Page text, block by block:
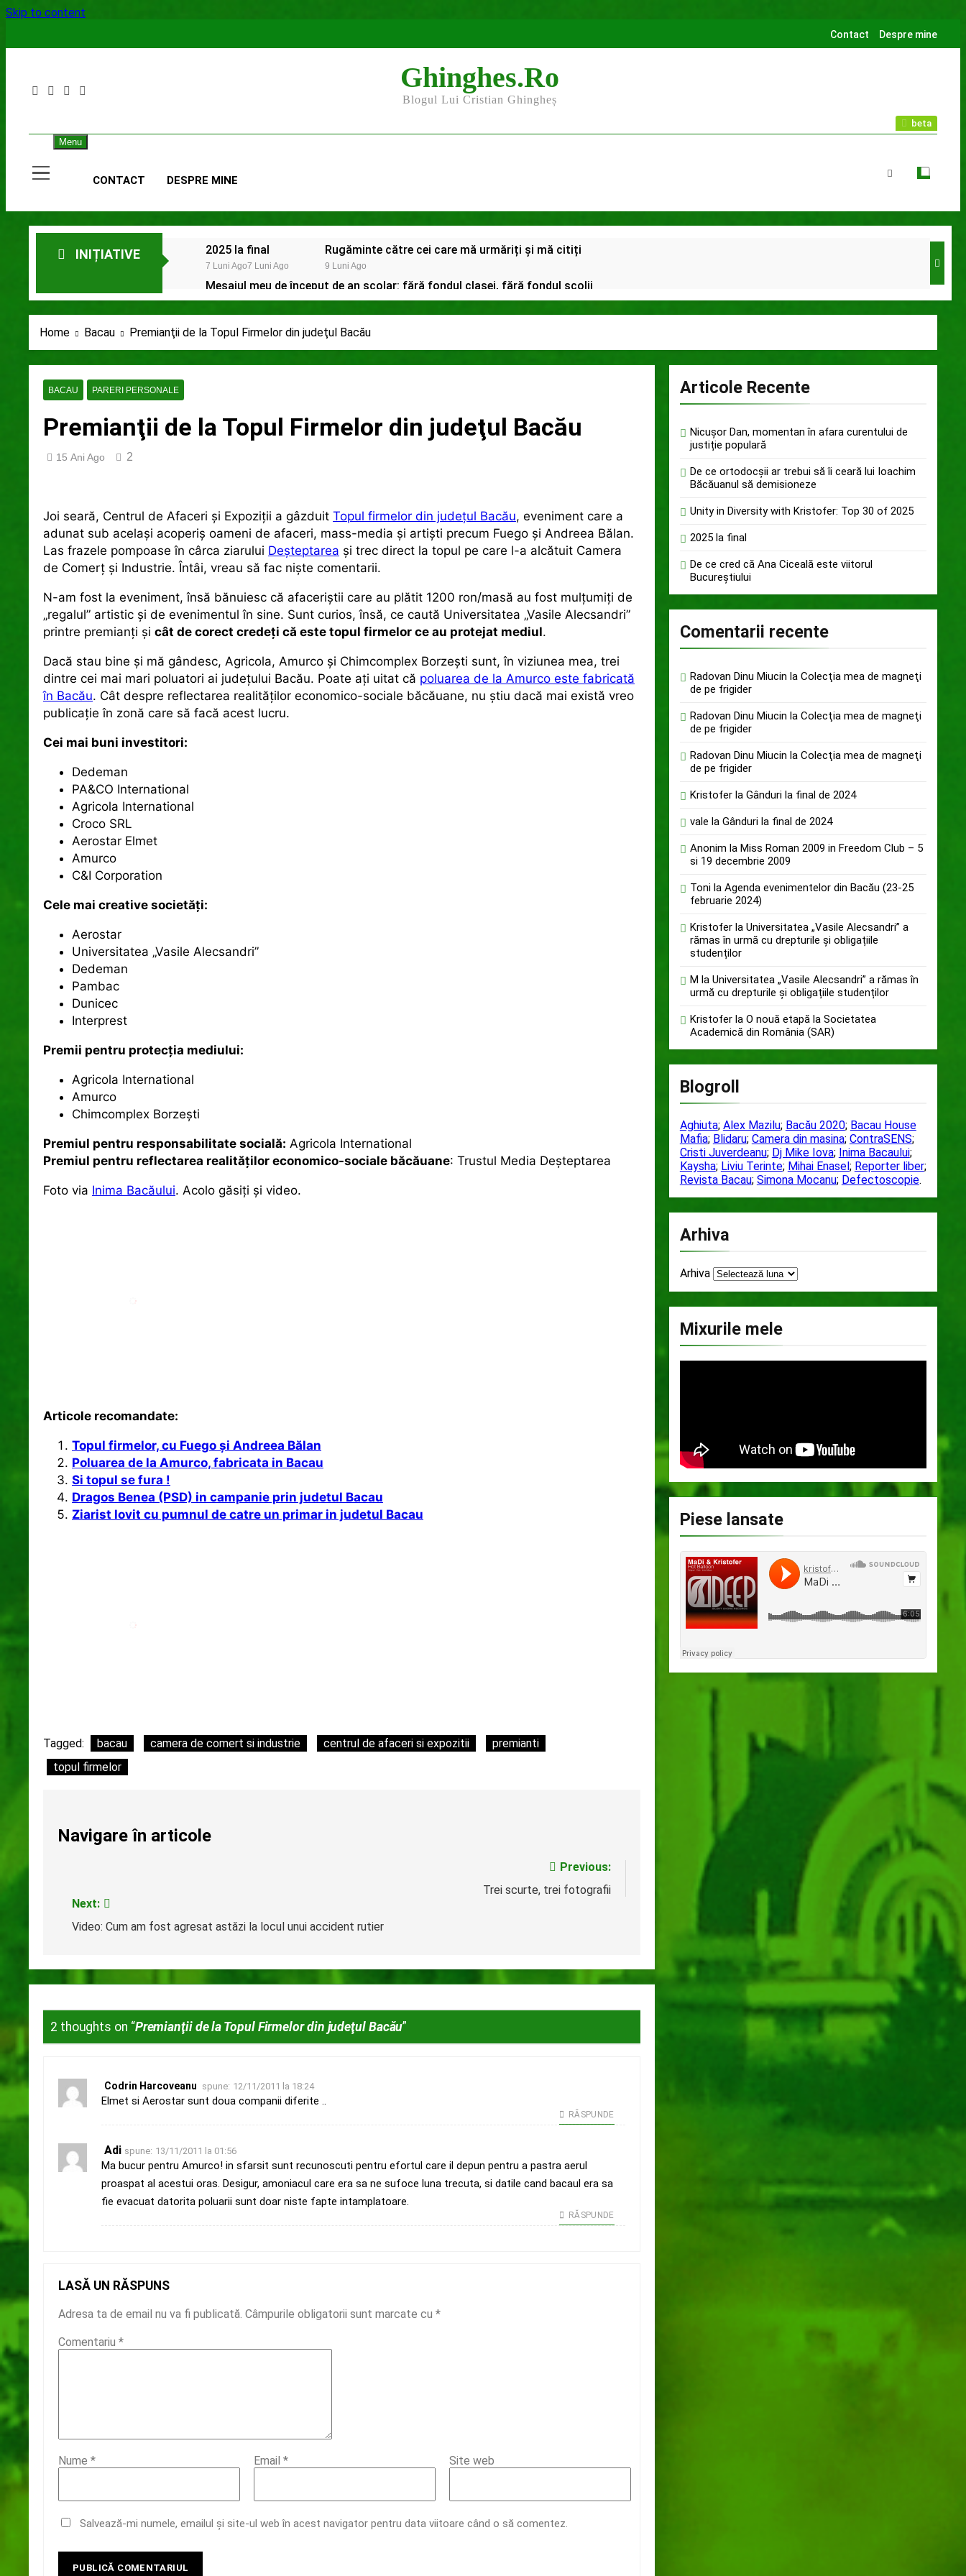
Skip to content
Contact Despre mine
Ghinghes.ro
Blogul Lui Cristian Ghingheș
Menu
CONTACT DESPRE MINE
beta
INIȚIATIVE 2025 la final
7 Luni Ago7 Luni Ago
Rugăminte către cei care mă urmăriți și mă citiți
9 Luni Ago
Mesajul meu de început de an școlar: fără fondul clasei, fără fondul școlii
2 Ani Ago
2 Ani Ago
Home Bacau Premianţii de la Topul Firmelor din judeţul Bacău
BACAU PARERI PERSONALE
Premianţii de la Topul Firmelor din judeţul Bacău
15 Ani Ago 2
Joi seară, Centrul de Afaceri şi Expoziţii a gâzduit Topul firmelor din judeţul Bacău, eveniment care a
adunat sub acelaşi acoperiş oameni de afaceri, mass-media şi artişti precum Fuego şi Andreea Bălan.
Las frazele pompoase în cârca ziarului Deşteptarea şi trec direct la topul pe care l-a alcătuit Camera
de Comerţ şi Industrie. Întâi, vreau să fac nişte comentarii.
N-am fost la eveniment, însă bănuiesc că afaceriştii care au plătit 1200 ron/masă au fost mulţumiţi de
„regalul” artistic şi de evenimentul în sine. Sunt curios, însă, ce caută Universitatea „Vasile Alecsandri”
printre premianţi şi cât de corect credeţi că este topul firmelor ce au protejat mediul.
Dacă stau bine şi mă gândesc, Agricola, Amurco şi Chimcomplex Borzeşti sunt, în viziunea mea, trei
dintre cei mai mari poluatori ai judeţului Bacău. Poate aţi uitat că poluarea de la Amurco este fabricată
în Bacău. Cât despre reflectarea realităţilor economico-sociale băcăuane, nu ştiu dacă mai există vreo
publicaţie în zonă care să facă acest lucru.
Cei mai buni investitori:
Dedeman
PA&CO International
Agricola International
Croco SRL
Aerostar Elmet
Amurco
C&I Corporation
Cele mai creative societăţi:
Aerostar
Universitatea „Vasile Alecsandri”
Dedeman
Pambac
Dunicec
Interprest
Premii pentru protecţia mediului:
Agricola International
Amurco
Chimcomplex Borzeşti
Premiul pentru responsabilitate socială: Agricola International
Premiul pentru reflectarea realităţilor economico-sociale băcăuane: Trustul Media Deşteptarea
Foto via Inima Bacăului. Acolo găsiţi şi video.
Articole recomandate:
Topul firmelor, cu Fuego şi Andreea Bălan
Poluarea de la Amurco, fabricata in Bacau
Si topul se fura !
Dragos Benea (PSD) in campanie prin judetul Bacau
Ziarist lovit cu pumnul de catre un primar in judetul Bacau
Tagged: bacau camera de comert si industrie centrul de afaceri si expozitii
premianti
topul firmelor
Navigare în articole
Previous:
Trei scurte, trei fotografii
Next:
Video: Cum am fost agresat astăzi la locul unui accident rutier
2 thoughts on “Premianţii de la Topul Firmelor din judeţul Bacău”
Codrin Harcoveanu spune: 12/11/2011 la 18:24
Elmet si Aerostar sunt doua companii diferite ..
RĂSPUNDE
Adi spune: 13/11/2011 la 01:56
Ma bucur pentru Amurco! in sfarsit sunt recunoscuti pentru efortul care il depun pentru a pastra aerul
proaspat al acestui oras. Desigur, amoniacul care era sa ne sufoce luna trecuta, si datile cand bacaul era sa
fie evacuat datorita poluarii sunt doar niste fapte intamplatoare.
RĂSPUNDE
LASĂ UN RĂSPUNS
Adresa ta de email nu va fi publicată. Câmpurile obligatorii sunt marcate cu *
Comentariu *
Nume * Email * Site web
Salvează-mi numele, emailul și site-ul web în acest navigator pentru data viitoare când o să comentez.
Articole Recente
Nicușor Dan, momentan în afara curentului de
justiție populară
De ce ortodocșii ar trebui să îi ceară lui Ioachim
Băcăuanul să demisioneze
Unity in Diversity with Kristofer: Top 30 of 2025
2025 la final
De ce cred că Ana Ciceală este viitorul
Bucureștiului
Comentarii recente
Radovan Dinu Miucin la Colecţia mea de magneţi
de pe frigider
Radovan Dinu Miucin la Colecţia mea de magneţi
de pe frigider
Radovan Dinu Miucin la Colecţia mea de magneţi
de pe frigider
Kristoferla Gânduri la final de 2024
vale la Gânduri la final de 2024
Anonim la Miss Roman 2009 in Freedom Club – 5
si 19 decembrie 2009
Toni la Agenda evenimentelor din Bacău (23-25
februarie 2024)
Kristoferla Universitatea „Vasile Alecsandri” a
rămas în urmă cu drepturile și obligațiile
studenților
M la Universitatea „Vasile Alecsandri” a rămas în
urmă cu drepturile și obligațiile studenților
Kristoferla O nouă etapă la Societatea
Academică din România (SAR)
Blogroll
Aghiuta; Alex Mazilu; Bacău 2020; Bacau House
Mafia; Blidaru; Camera din masina; ContraSENS;
Cristi Juverdeanu; Dj Mike Iova; Inima Bacaului;
Kaysha; Liviu Terinte; Mihai Enasel; Reporter liber;
Revista Bacau; Simona Mocanu; Defectoscopie.
Arhiva
Arhiva
Mixurile mele
Piese lansate